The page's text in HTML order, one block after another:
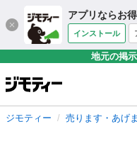
アプリならお
インストール
地元の掲
ジモティー 売ります・あげ